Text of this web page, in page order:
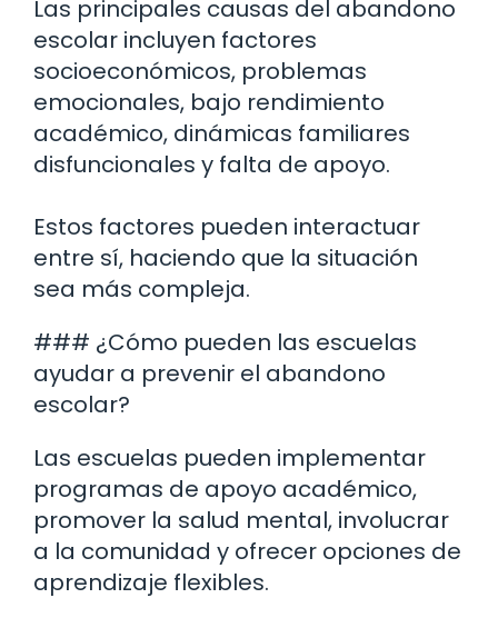
Las principales causas del abandono
escolar incluyen factores
socioeconómicos, problemas
emocionales, bajo rendimiento
académico, dinámicas familiares
disfuncionales y falta de apoyo.
Estos factores pueden interactuar
entre sí, haciendo que la situación
sea más compleja.
### ¿Cómo pueden las escuelas
ayudar a prevenir el abandono
escolar?
Las escuelas pueden implementar
programas de apoyo académico,
promover la salud mental, involucrar
a la comunidad y ofrecer opciones de
aprendizaje flexibles.